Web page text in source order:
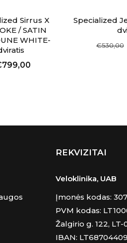
Sirrus X
/ SATIN
WHITE-
Specialized
€530,00
REKVIZITAI
Veloklinika, UAB
Įmonės kodas:
PVM kodas:
Žalgirio g. 122,
IBAN: